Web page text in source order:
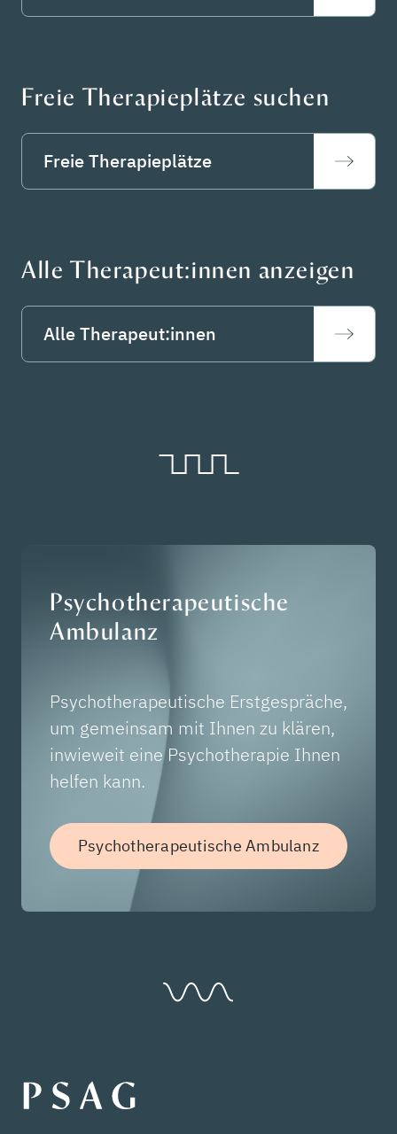
Freie Therapieplätze suchen
Freie Therapieplätze
Alle Therapeut:innen anzeigen
Alle Therapeut:innen
Psychotherapeutische
Ambulanz
Psychotherapeutische Erstgespräche,
um gemeinsam mit Ihnen zu klären,
inwieweit eine Psychotherapie Ihnen
helfen kann.
Psychotherapeutische Ambulanz